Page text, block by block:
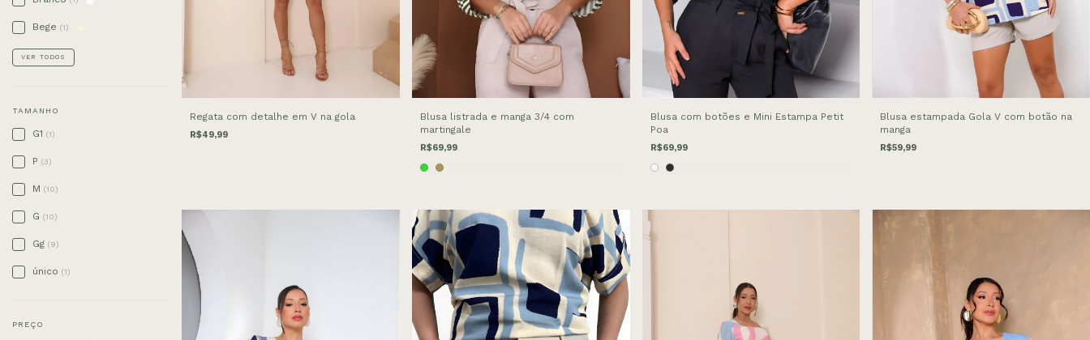
Bege (1)
VER TODOS
TAMANHO
G1 (1)
P (3)
M (10)
G (10)
Gg (9)
único (1)
PREÇO
Regata com detalhe em V na gola
R$49,99
Blusa listrada e manga 3/4 com
martingale
R$69,99
Blusa com botões e Mini Estampa Petit
Poa
R$69,99
Blusa estampada Gola V com botão na
manga
R$59,99